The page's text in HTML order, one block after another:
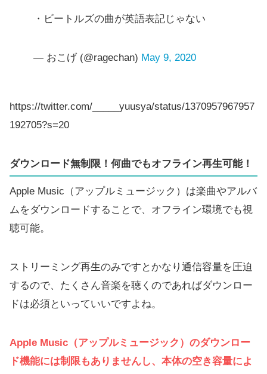
・ビートルズの曲が英語表記じゃない
— おこげ (@ragechan) May 9, 2020
https://twitter.com/_____yuusya/status/1370957967957
192705?s=20
ダウンロード無制限！何曲でもオフライン再生可能！
Apple Music（アップルミュージック）は楽曲やアルバ
ムをダウンロードすることで、オフライン環境でも視
聴可能。
ストリーミング再生のみですとかなり通信容量を圧迫
するので、たくさん音楽を聴くのであればダウンロー
ドは必須といっていいですよね。
Apple Music（アップルミュージック）のダウンロー
ド機能には制限もありませんし、本体の空き容量によ